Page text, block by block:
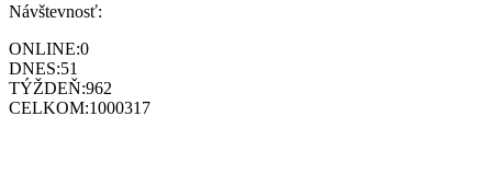
Návštevnosť:
ONLINE:0
DNES:51
TÝŽDEŇ:962
CELKOM:1000317